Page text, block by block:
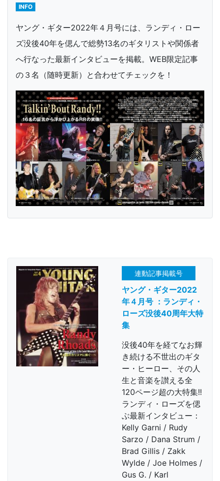
INFO
ヤング・ギター2022年４月号には、ランディ・ロー
ズ没後40年を偲んで総勢13名のギタリストや関係者
へ行なった最新インタビューを掲載。WEB限定記事
の３名（随時更新）と合わせてチェックを！
連動記事掲載号
ヤング・ギター2022
年４月号 ：ランディ・
ローズ没後40周年大特
集
没後40年を経てなお輝
き続ける不世出のギタ
ー・ヒーロー、その人
生と音楽を讃える全
120ページ超の大特集!!
ランディ・ローズを偲
ぶ最新インタビュー：
Kelly Garni / Rudy
Sarzo / Dana Strum /
Brad Gillis / Zakk
Wylde / Joe Holmes /
Gus G. / Karl